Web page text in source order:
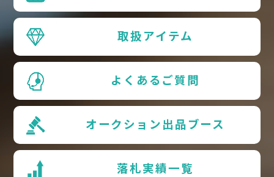
取扱アイテム
よくあるご質問
オークション出品ブース
落札実績一覧